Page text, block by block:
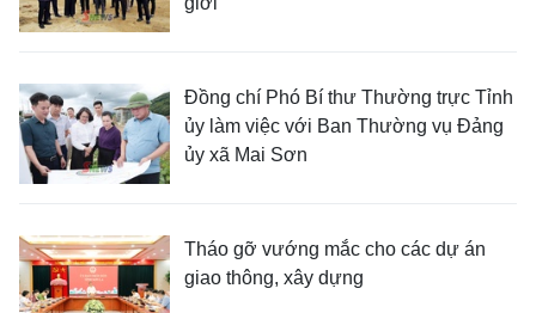
Đồng chí Phó Bí thư Thường trực Tỉnh
ủy làm việc với Ban Thường vụ Đảng
ủy xã Mai Sơn
Tháo gỡ vướng mắc cho các dự án
giao thông, xây dựng